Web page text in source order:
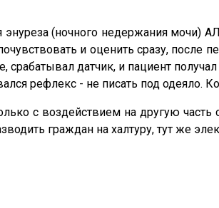
энуреза (ночного недержания
и оценить сразу, после
датчик, и пациент
рефлекс - не писать под одеяло.
с воздействием на другую часть
граждан на халтуру, тут же